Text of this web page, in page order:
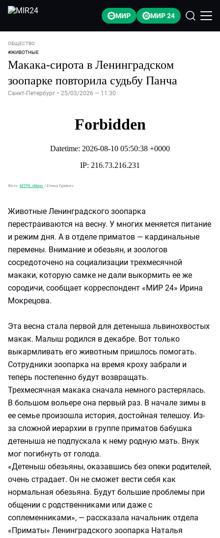
МИР МИР 24
ОБЩЕСТВО
#ЖИВОТНЫЕ
Макака-сирота в Ленинградском
зоопарке повторила судьбу Панча
Санкт-Петербург • 25/03/2026 — 11:30
Фото: МТРК «Мир» / Елена Гуревич
Животные Ленинградского зоопарка
перестраиваются на весну. У многих меняется питание
и режим дня. А в отделе приматов — кардинальные
перемены. Внимание и обезьян, и зоологов
сосредоточено на социализации трехмесячной
макаки, которую самке не дали выкормить ее же
сородичи, сообщает корреспондент «МИР 24» Ирина
Мокрецова.
Эта весна стала первой для детеныша львинохвостых
макак. Малыш родился в декабре. Вот только
выкармливать его животным пришлось помогать.
Сотрудники зоопарка на время кроху забрали и
теперь постепенно будут возвращать.
Трехмесячная макака сначала немного растерялась.
В большом вольере она первый раз. В начале зимы в
ее семье произошла история, достойная телешоу. Из-
за сложной иерархии в группе приматов бабушка
детеныша не подпускала к нему родную мать. Внук
мог погибнуть от голода.
«Детеныш обезьяны, оказавшись без опеки родителей,
очень страдает. Он не сможет вести себя как
нормальная обезьяна. Будут большие проблемы при
общении с родственниками или даже с
соплеменниками», — рассказала начальник отдела
«Приматы» Ленинградского зоопарка Наталья